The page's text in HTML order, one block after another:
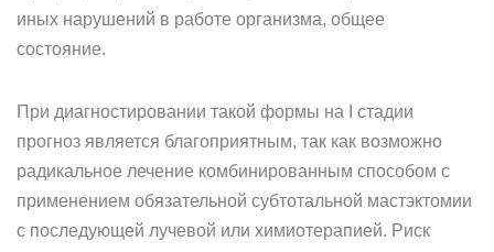
иных нарушений в работе организма, общее
состояние.
При диагностировании такой формы на I стадии
прогноз является благоприятным, так как возможно
радикальное лечение комбинированным способом с
применением обязательной субтотальной мастэктомии
с последующей лучевой или химиотерапией. Риск